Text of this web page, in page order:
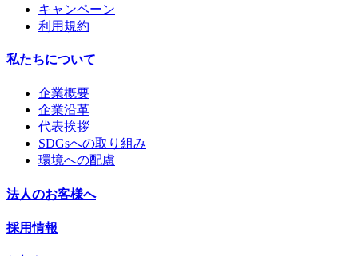
キャンペーン
利用規約
私たちについて
企業概要
企業沿革
代表挨拶
SDGsへの取り組み
環境への配慮
法人のお客様へ
採用情報